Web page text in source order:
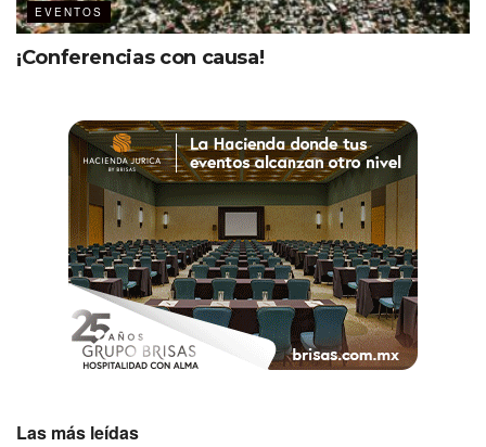
EVENTOS
¡Conferencias con causa!
Las más leídas